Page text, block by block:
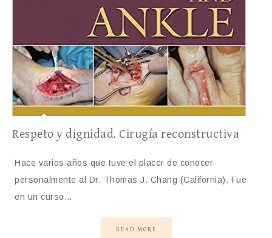
Respeto y dignidad. Cirugía reconstructiva
Hace varios años que tuve el placer de conocer
personalmente al Dr. Thomas J. Chang (California). Fue
en un curso…
READ MORE